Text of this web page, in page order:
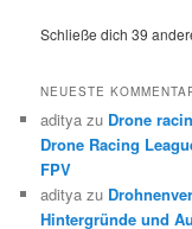
Schließe dich 39
NEUESTE
aditya zu Drone
Drone Racing
FPV
aditya zu
Hintergründe und